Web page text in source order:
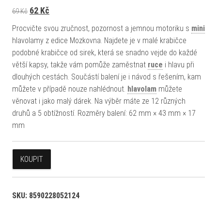
69Kč Původní cena byla: 69 Kč.
62 Kč
Procvičte svou zručnost, pozornost a jemnou motoriku s mini
hlavolamy z edice Mozkovna. Najdete je v malé krabičce
podobné krabičce od sirek, která se snadno vejde do každé
větší kapsy, takže vám pomůže zaměstnat ruce i hlavu při
dlouhých cestách. Součástí balení je i návod s řešením, kam
můžete v případě nouze nahlédnout. hlavolam můžete
věnovat i jako malý dárek. Na výběr máte ze 12 různých
druhů a 5 obtížností. Rozměry balení: 62 mm × 43 mm × 17
mm
KOUPIT
SKU: 8590228052124